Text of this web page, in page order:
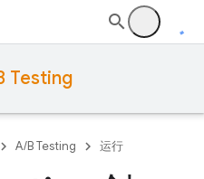
Testing
A/B Testing 运行